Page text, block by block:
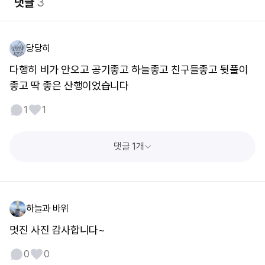
당당히
다행히 비가 안오고 공기좋고 하늘좋고 친구들좋고 뒷풀이
좋고 딱 좋은 산행이었습니다
1 1
댓글 1개
하늘과 바위
멋진 사진 감사합니다~
0 0